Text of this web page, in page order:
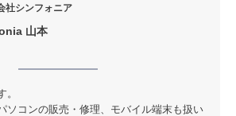
社シンフォニア
山本
ソコンの販売・修理、モバイル端末も扱い